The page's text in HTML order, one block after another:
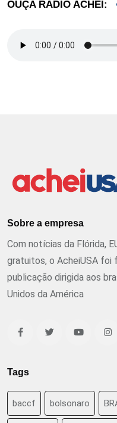
OUÇA RÁDIO ACHEI:
Sobre a empresa
Com notícias da Flórida,
gratuitos, o AcheiUSA foi
publicação dirigida aos
Unidos da América
Tags
baccf bolsonaro